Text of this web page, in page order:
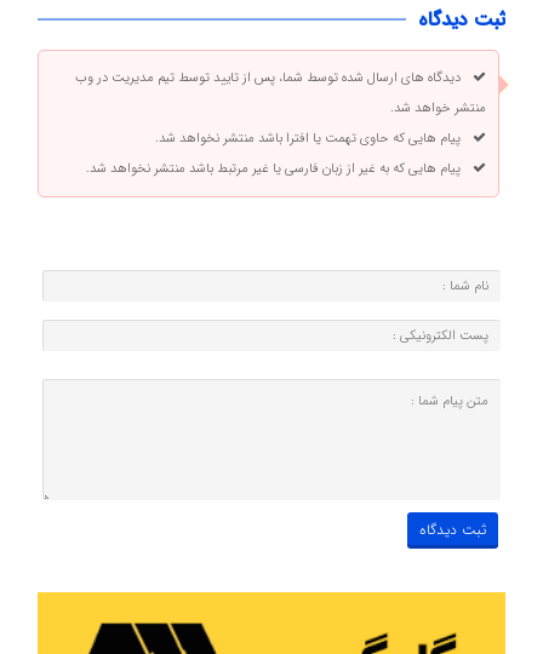
ثبت دیدگاه
دیدگاه های ارسال شده توسط شما، پس از تایید توسط تیم مدیریت در وب
منتشر خواهد شد.
پیام هایی که حاوی تهمت یا افترا باشد منتشر نخواهد شد.
پیام هایی که به غیر از زبان فارسی یا غیر مرتبط باشد منتشر نخواهد شد.